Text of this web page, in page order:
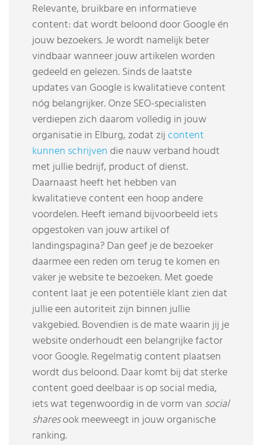
Relevante, bruikbare en informatieve
content: dat wordt beloond door Google én
jouw bezoekers. Je wordt namelijk beter
vindbaar wanneer jouw artikelen worden
gedeeld en gelezen. Sinds de laatste
updates van Google is kwalitatieve content
nóg belangrijker. Onze SEO-specialisten
verdiepen zich daarom volledig in jouw
organisatie in Elburg, zodat zijcontent
kunnen schrijvendie nauw verband houdt
met jullie bedrijf, product of dienst.
Daarnaast heeft het hebben van
kwalitatieve content een hoop andere
voordelen. Heeft iemand bijvoorbeeld iets
opgestoken van jouw artikel of
landingspagina? Dan geef je de bezoeker
daarmee een reden om terug te komen en
vaker je website te bezoeken. Met goede
content laat je een potentiële klant zien dat
jullie een autoriteit zijn binnen jullie
vakgebied. Bovendien is de mate waarin jij je
website onderhoudt een belangrijke factor
voor Google. Regelmatig content plaatsen
wordt dus beloond. Daar komt bij dat sterke
content goed deelbaar is op social media,
iets wat tegenwoordig in de vorm van social
sharesook meeweegt in jouw organische
ranking.